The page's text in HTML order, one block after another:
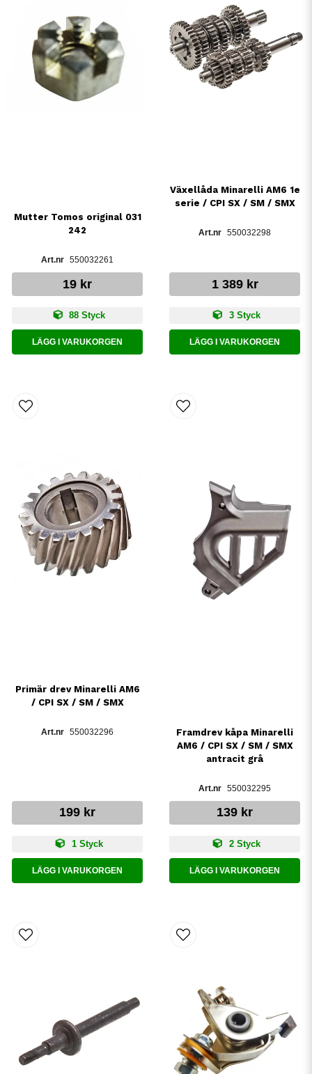
Mutter Tomos original 031
242
550032261
19 kr
88 Styck
LÄGG I VARUKORGEN
Växellåda Minarelli AM6 1e
serie / CPI SX / SM / SMX
550032298
1 389 kr
3 Styck
LÄGG I VARUKORGEN
Primär drev Minarelli AM6
/ CPI SX / SM / SMX
550032296
199 kr
1 Styck
LÄGG I VARUKORGEN
Framdrev kåpa Minarelli
AM6 / CPI SX / SM / SMX
antracit grå
550032295
139 kr
2 Styck
LÄGG I VARUKORGEN